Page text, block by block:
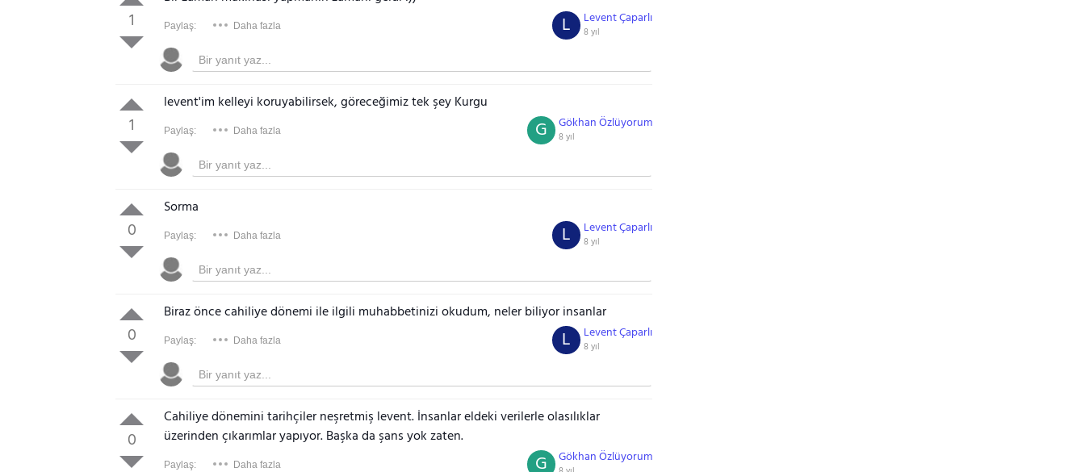
1 Paylaş: Daha fazla Levent Çaparlı
8 yıl
L
1
levent'im kelleyi koruyabilirsek, göreceğimiz tek şey Kurgu
Paylaş: Daha fazla Gökhan Özlüyorum
8 yıl
G
0
Sorma
Paylaş: Daha fazla Levent Çaparlı
8 yıl
L
0
Biraz önce cahiliye dönemi ile ilgili muhabbetinizi okudum, neler biliyor insanlar
Paylaş: Daha fazla Levent Çaparlı
8 yıl
L
0
Cahiliye dönemini tarihçiler neşretmiş levent. İnsanlar eldeki verilerle olasılıklar
üzerinden çıkarımlar yapıyor. Başka da şans yok zaten.
Paylaş: Daha fazla Gökhan Özlüyorum
G